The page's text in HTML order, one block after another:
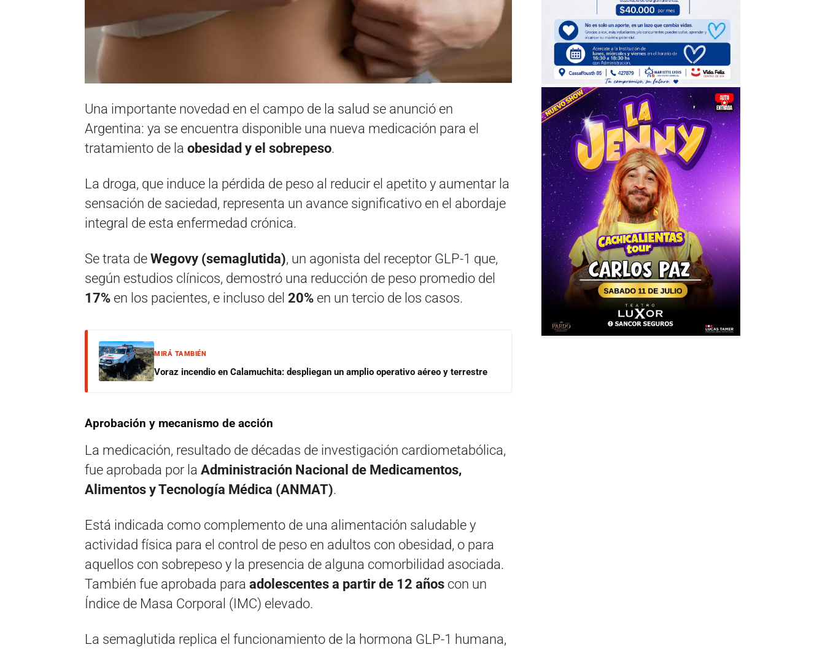
Una importante novedad en el campo de la salud se anunció en
Argentina: ya se encuentra disponible una nueva medicación para el
tratamiento de la obesidad y el sobrepeso.
La droga, que induce la pérdida de peso al reducir el apetito y aumentar la
sensación de saciedad, representa un avance significativo en el abordaje
integral de esta enfermedad crónica.
Se trata de Wegovy (semaglutida), un agonista del receptor GLP-1 que,
según estudios clínicos, demostró una reducción de peso promedio del
17% en los pacientes, e incluso del 20% en un tercio de los casos.
MIRÁ TAMBIÉN
Voraz incendio en Calamuchita: despliegan un amplio operativo aéreo y terrestre
Aprobación y mecanismo de acción
La medicación, resultado de décadas de investigación cardiometabólica,
fue aprobada por la Administración Nacional de Medicamentos,
Alimentos y Tecnología Médica (ANMAT).
Está indicada como complemento de una alimentación saludable y
actividad física para el control de peso en adultos con obesidad, o para
aquellos con sobrepeso y la presencia de alguna comorbilidad asociada.
También fue aprobada para adolescentes a partir de 12 años con un
Índice de Masa Corporal (IMC) elevado.
La semaglutida replica el funcionamiento de la hormona GLP-1 humana,